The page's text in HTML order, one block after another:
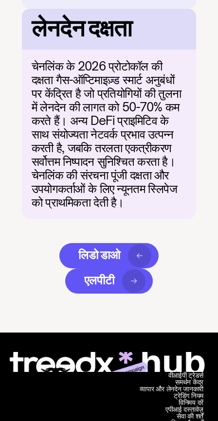
लेनदेन दक्षता
चेनलिंक के 2026 प्रोटोकॉल की
दक्षता गैस-ऑप्टिमाइज़्ड स्मार्ट अनुबंधों
पर केंद्रित है जो प्रतियोगियों की तुलना
में लेनदेन की लागत को 50-70% कम
करते हैं। अन्य DeFi प्राइमिटिव के
साथ संयोज्यता नेटवर्क प्रभाव उत्पन्न
करती है, जबकि तरलता एकत्रीकरण
सर्वोत्तम निष्पादन सुनिश्चित करता है।
चेनलिंक की संरचना पूंजी दक्षता और
उपयोगकर्ताओं के लिए न्यूनतम स्लिपेज
को प्राथमिकता देती है।
लिडो डाओ
एलपीटी
समर्थन केंद्र
व्यापार और लेनदेन जानकारी
वीआईपी ट्रेडर्स
ट्रेडिंग नियम
विनिमय दरें
एपीआई दस्तावेज़
सेवा की शर्तें